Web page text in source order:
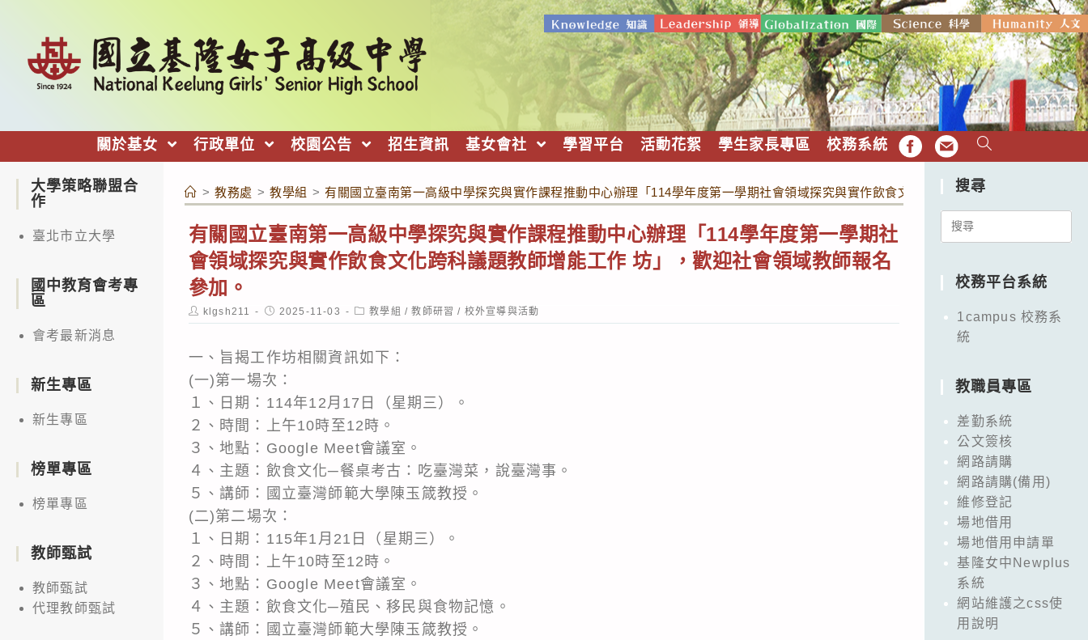
關於基女 行政單位 校園公告 招生資訊 基女會社 學習平台 活動花絮 學生家長專區 校務系統 FB EMAIL
> 教務處 > 教學組 > 有關國立臺南第一高級中學探究與實作課程推動中心辦理「114學年度第一學期社會領域探究與實作飲食文化跨科議題教師增能工作 坊」
有關國立臺南第一高級中學探究與實作課程推動中心辦理「114學年度第一學期社
會領域探究與實作飲食文化跨科議題教師增能工作 坊」，歡迎社會領域教師報名
參加。
Post
author:
klgsh211
Post
published:
2025-11-03
Post
category:
教學組 / 教師研習 / 校外宣導與活動
一、旨揭工作坊相關資訊如下：
(一)第一場次：
１、日期：114年12月17日（星期三）。
２、時間：上午10時至12時。
３、地點：Google Meet會議室。
４、主題：飲食文化─餐桌考古：吃臺灣菜，說臺灣事。
５、講師：國立臺灣師範大學陳玉箴教授。
(二)第二場次：
１、日期：115年1月21日（星期三）。
２、時間：上午10時至12時。
３、地點：Google Meet會議室。
４、主題：飲食文化─殖民、移民與食物記憶。
５、講師：國立臺灣師範大學陳玉箴教授。
大學策略聯盟合
作
臺北市立大學
國中教育會考專
區
會考最新消息
新生專區
新生專區
榜單專區
榜單專區
教師甄試
教師甄試
代理教師甄試
搜尋
Search
校務平台系統
1campus 校務系
統
教職員專區
差勤系統
公文簽核
網路請購
網路請購(備用)
維修登記
場地借用
場地借用申請單
基隆女中Newplus
系統
網站維護之css使
用說明